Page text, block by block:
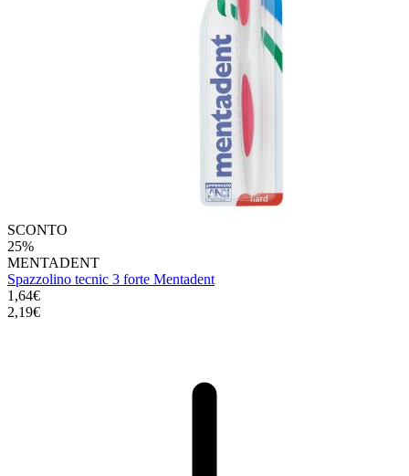
SCONTO
25%
MENTADENT
Spazzolino tecnic 3 forte Mentadent
1,64€
2,19€